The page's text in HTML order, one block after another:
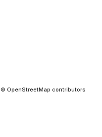
© OpenStreetMap contributors